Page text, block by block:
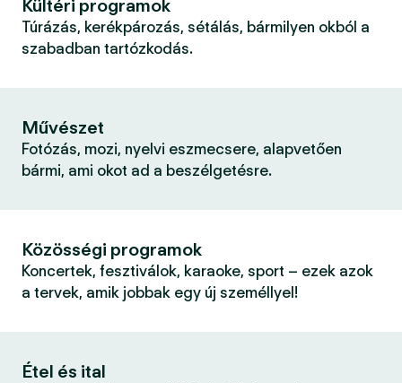
Kültéri programok
Túrázás, kerékpározás, sétálás, bármilyen okból a
szabadban tartózkodás.
Művészet
Fotózás, mozi, nyelvi eszmecsere, alapvetően
bármi, ami okot ad a beszélgetésre.
Közösségi programok
Koncertek, fesztiválok, karaoke, sport – ezek azok
a tervek, amik jobbak egy új személlyel!
Étel és ital